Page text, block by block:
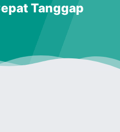
Tanggap